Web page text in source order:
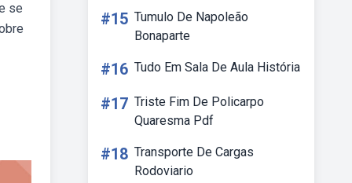
se
#15 Tumulo De Napoleão
Bonaparte
#16 Tudo Em Sala De Aula História
#17 Triste Fim De Policarpo
Quaresma Pdf
#18 Transporte De Cargas
Rodoviario